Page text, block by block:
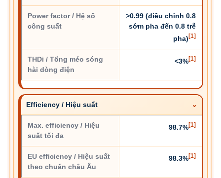
Power factor / Hệ số
công suất
>0.99 (điều chỉnh 0.8
sớm pha đến 0.8 trễ
pha) [1]
THDi / Tổng méo sóng
hài dòng điện
<3%[1]
Efficiency / Hiệu suất
Max. efficiency / Hiệu
suất tối đa
98.7%[1]
EU efficiency / Hiệu suất
theo chuẩn châu Âu
98.3%[1]